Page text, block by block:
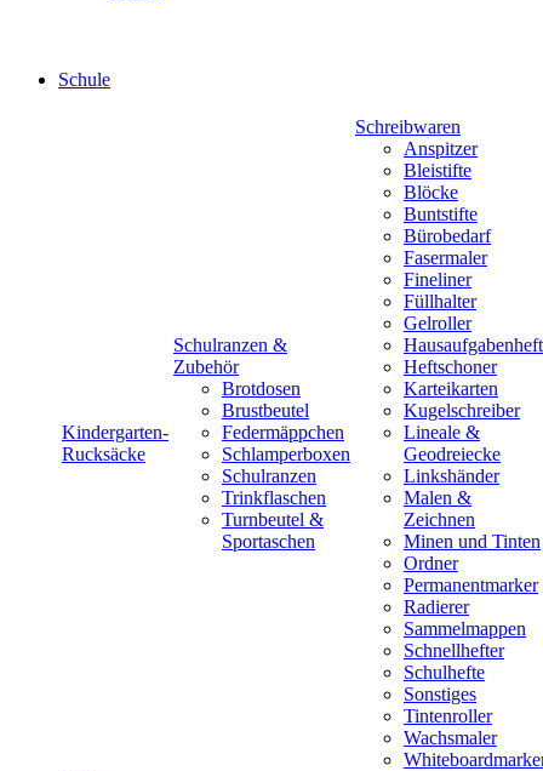
Schule
Kindergarten-
Rucksäcke
Schulranzen &
Zubehör
Brotdosen
Brustbeutel
Federmäppchen
Schlamperboxen
Schulranzen
Trinkflaschen
Turnbeutel &
Sportaschen
Schreibwaren
Anspitzer
Bleistifte
Blöcke
Buntstifte
Bürobedarf
Fasermaler
Fineliner
Füllhalter
Gelroller
Hausaufgabenheft
Heftschoner
Karteikarten
Kugelschreiber
Lineale &
Geodreiecke
Linkshänder
Malen &
Zeichnen
Minen und Tinten
Ordner
Permanentmarker
Radierer
Sammelmappen
Schnellhefter
Schulhefte
Sonstiges
Tintenroller
Wachsmaler